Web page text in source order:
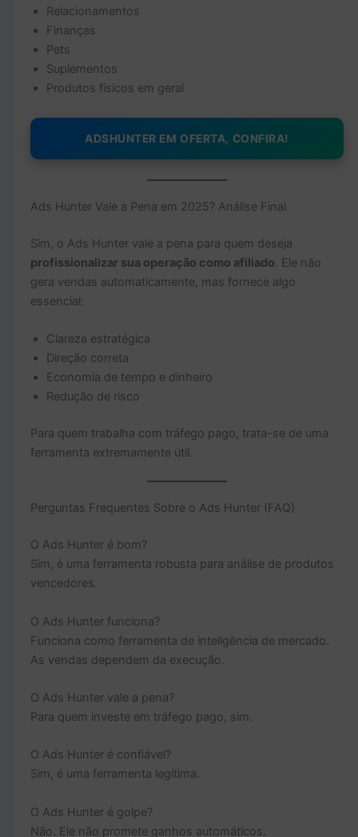
Relacionamentos
Finanças
Pets
Suplementos
Produtos físicos em geral
ADSHUNTER EM OFERTA, CONFIRA!
Ads Hunter Vale a Pena em 2025? Análise Final
Sim, o Ads Hunter vale a pena para quem deseja
profissionalizar sua operação como afiliado. Ele não
gera vendas automaticamente, mas fornece algo
essencial:
Clareza estratégica
Direção correta
Economia de tempo e dinheiro
Redução de risco
Para quem trabalha com tráfego pago, trata-se de uma
ferramenta extremamente útil.
Perguntas Frequentes Sobre o Ads Hunter (FAQ)
O Ads Hunter é bom?
Sim, é uma ferramenta robusta para análise de produtos
vencedores.
O Ads Hunter funciona?
Funciona como ferramenta de inteligência de mercado.
As vendas dependem da execução.
O Ads Hunter vale a pena?
Para quem investe em tráfego pago, sim.
O Ads Hunter é confiável?
Sim, é uma ferramenta legítima.
O Ads Hunter é golpe?
Não. Ele não promete ganhos automáticos.